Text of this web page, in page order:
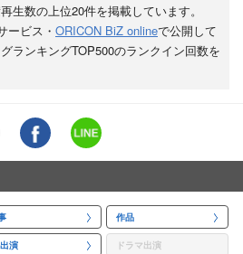
生数の上位20件を掲載しています。
ービス・ ORICON BiZ onlineで公開して
ランキングTOP500のランクイン回数を
作品
演 ドラマ出演